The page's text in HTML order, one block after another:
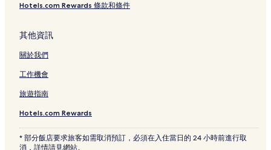
登帕薩的別墅
登帕薩的出租公寓
登帕薩的飯店式公寓
登帕薩的度假村
登帕薩的奢華飯店
Hotels.com Rewards 條款和條件
其他資訊
關於我們
工作機會
旅遊指南
Hotels.com Rewards
* 部分飯店要求旅客如需取消預訂，必須在入住當日的 24 小時前進行取
消，詳情請見網站。